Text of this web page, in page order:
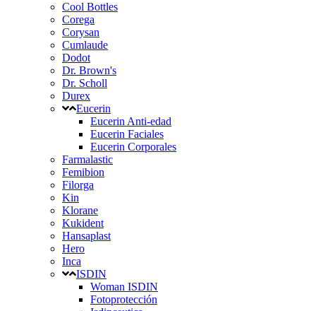
Cool Bottles
Corega
Corysan
Cumlaude
Dodot
Dr. Brown's
Dr. Scholl
Durex
Eucerin
Eucerin Anti-edad
Eucerin Faciales
Eucerin Corporales
Farmalastic
Femibion
Filorga
Kin
Klorane
Kukident
Hansaplast
Hero
Inca
ISDIN
Woman ISDIN
Fotoprotección